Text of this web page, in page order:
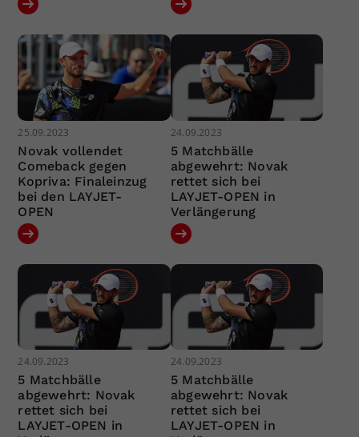
25.09.2023
Novak vollendet
Comeback gegen
Kopriva: Finaleinzug
bei den LAYJET-
OPEN
24.09.2023
5 Matchbälle
abgewehrt: Novak
rettet sich bei
LAYJET-OPEN in
Verlängerung
24.09.2023
5 Matchbälle
abgewehrt: Novak
rettet sich bei
LAYJET-OPEN in
24.09.2023
5 Matchbälle
abgewehrt: Novak
rettet sich bei
LAYJET-OPEN in